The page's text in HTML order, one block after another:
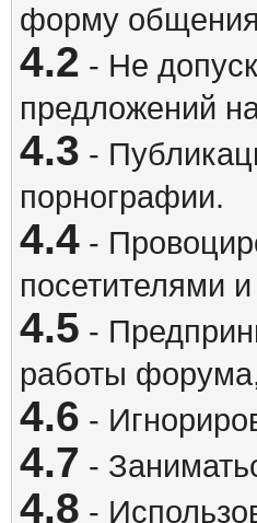
форму
4.2 - Не
предложений
4.3 -
порнографии.
4.4-
посетителями
4.5 -
работы
4.6 -
4.7 -
4.8 -